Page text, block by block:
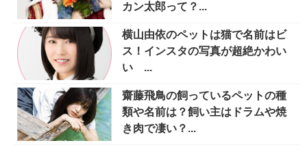
カン太郎って？...
横山由依のペットは猫で名前はビ
ス！インスタの写真が超絶かわい
い ...
齋藤飛鳥の飼っているペットの種
類や名前は？飼い主はドラムや焼
き肉で凄い？...